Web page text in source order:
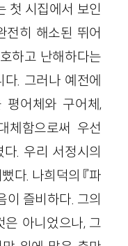
첫 시집에서 보인
전히 해소된 뛰어
하고 난해하다는
. 그러나 예전에
평어체와 구어체,
체함으로써 우선
. 우리 서정시의
다. 나희덕의 『파
이 즐비하다. 그의
아니었으나, 그